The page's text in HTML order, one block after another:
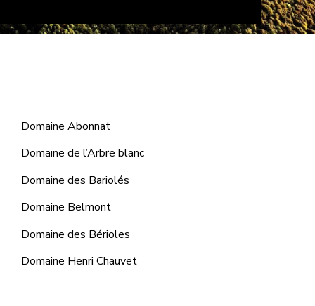
Domaine Abonnat
Domaine de l’Arbre blanc
Domaine des Bariolés
Domaine Belmont
Domaine des Bérioles
Domaine Henri Chauvet